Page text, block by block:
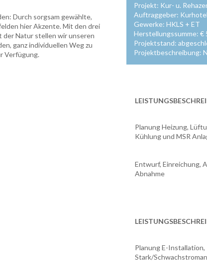
Durch sorgsam gewählte,
hier Akzente. Mit den drei
der Natur stellen wir unseren
ganz individuellen Weg zu
Verfügung.
Projekt: Kur- u.
Auftraggeber:
Gewerke: HKLS + ET
Herstellungssumme: €
Projektstand:
Projektbeschreibung:
Planung Heizung,
Kühlung und MSR
Entwurf, Einreichung,
Abnahme
Planung E-Installation,
Stark/